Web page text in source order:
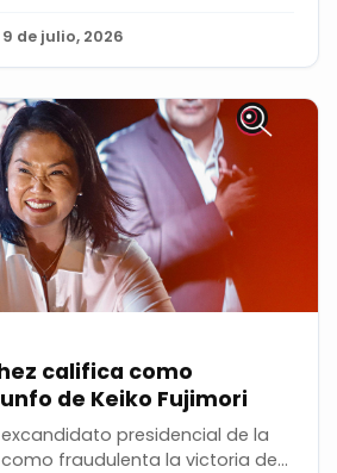
9 de julio, 2026
califica como
de Keiko Fujimori
presidencial de la
fraudulenta la victoria de...